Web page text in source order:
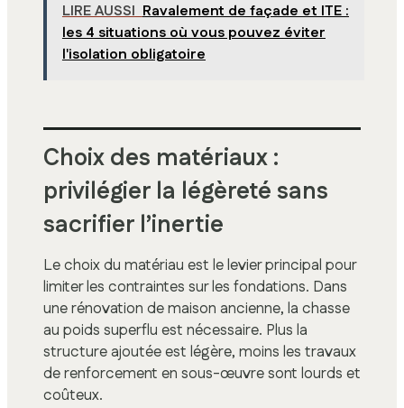
LIRE AUSSI Ravalement de façade et ITE :
les 4 situations où vous pouvez éviter
l'isolation obligatoire
Choix des matériaux :
privilégier la légèreté sans
sacrifier l’inertie
Le choix du matériau est le levier principal pour
limiter les contraintes sur les fondations. Dans
une rénovation de maison ancienne, la chasse
au poids superflu est nécessaire. Plus la
structure ajoutée est légère, moins les travaux
de renforcement en sous-œuvre sont lourds et
coûteux.